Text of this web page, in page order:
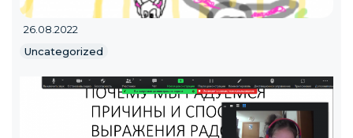
26.08.2022
Uncategorized